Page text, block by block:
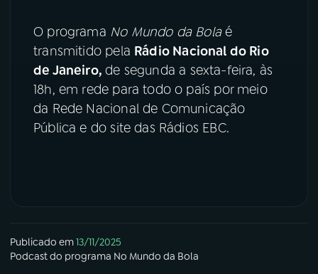
O programa No Mundo da Bolaé
transmitido pela Rádio Nacional do Rio
de Janeiro,de segunda a sexta-feira, às
18h, em rede para todo o país por meio
da Rede Nacional de Comunicação
Pública e do site das Rádios EBC.
Publicado em13/11/2025
Podcastdo programa No Mundo da Bola